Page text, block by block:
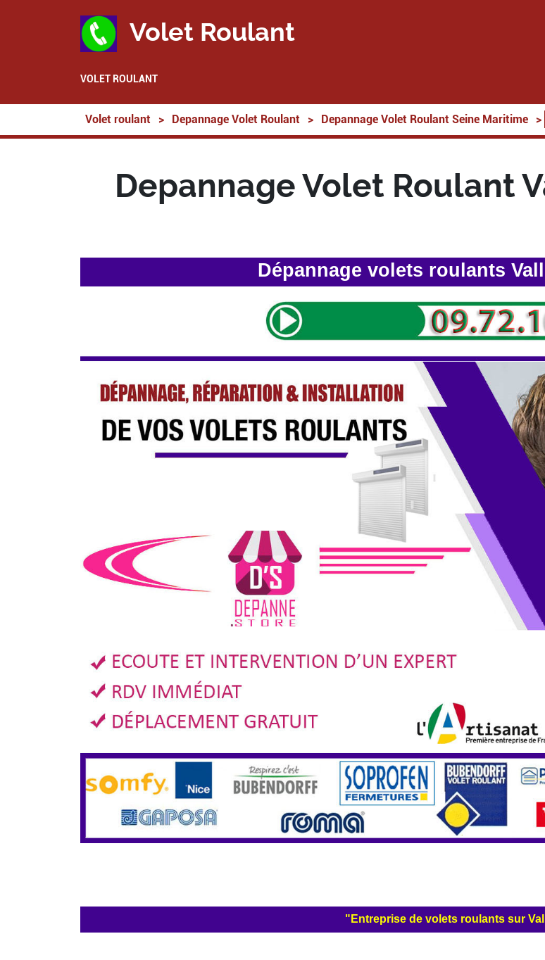
Volet Roulant
VOLET ROULANT
Volet roulant > Depannage Volet Roulant > Depannage Volet Roulant Seine Maritime >
Depannage Volet Roulant
Dépannage volets roulants
"Entreprise de volets roulants sur